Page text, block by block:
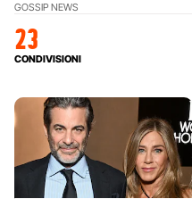
GOSSIP NEWS
23
CONDIVISIONI